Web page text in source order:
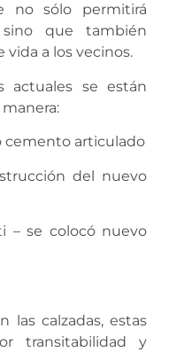
no sólo permitirá
que también
vida a los vecinos.
actuales se están
cemento articulado
del nuevo
– se colocó nuevo
las calzadas, estas
transitabilidad y